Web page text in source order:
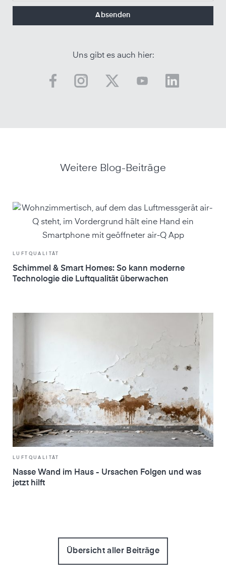
Uns gibt es auch hier:
Weitere Blog-Beiträge
LUFTQUALITÄT
Schimmel & Smart Homes: So kann moderne
Technologie die Luftqualität überwachen
LUFTQUALITÄT
Nasse Wand im Haus - Ursachen Folgen und was
jetzt hilft
Übersicht aller Beiträge